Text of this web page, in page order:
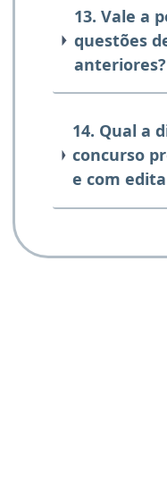
13. Vale a
questões
anteriores?
14. Qual a
concurso
e com